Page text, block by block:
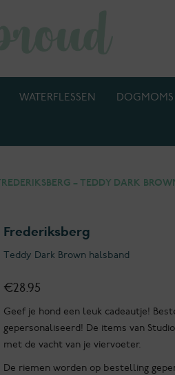
WATERFLESSEN DOGMOMS
– TEDDY DARK
Frederiksberg
Teddy Dark Brown halsband
€28.95
Geef je hond een leuk cadeautje!
gepersonaliseerd! De items van
met de vacht van je viervoeter.
De riemen worden op bestelling